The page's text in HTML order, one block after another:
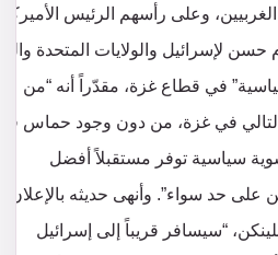
وعلى رأسهم الرئيس
لإسرائيل والولايات المتحدة
في قطاع غزة، مقدّراً أنه “من
التالي في غزة، من دون وجود حماس
سياسية توفر مستقبلاً أفضل
على حد سواء”. وأنهى حديثه
“سيسافر قريباً إلى إسرائيل